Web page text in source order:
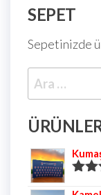
SEPET
Sepetinizde